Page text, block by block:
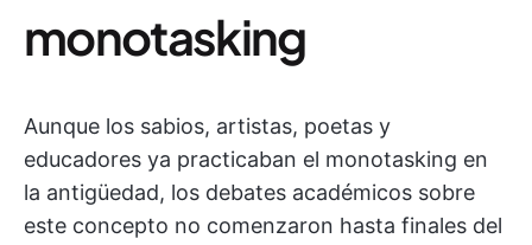
monotasking
Aunque los sabios, artistas, poetas y
educadores ya practicaban el monotasking en
la antigüedad, los debates académicos sobre
este concepto no comenzaron hasta finales del